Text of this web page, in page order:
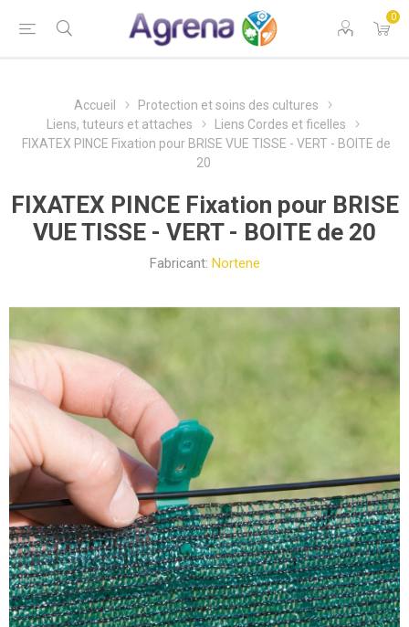
0
Accueil
Protection et soins des cultures
Liens, tuteurs et attaches
Liens Cordes et ficelles
FIXATEX PINCE Fixation pour BRISE VUE TISSE - VERT - BOITE de
20
FIXATEX PINCE Fixation pour BRISE
VUE TISSE - VERT - BOITE de 20
Fabricant: Nortene